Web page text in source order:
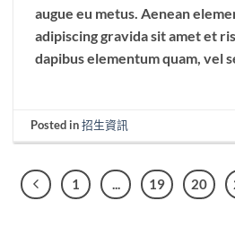
augue eu metus. Aenean
adipiscing gravida sit amet et
dapibus elementum quam, vel
Posted in招生資訊
1 19 20